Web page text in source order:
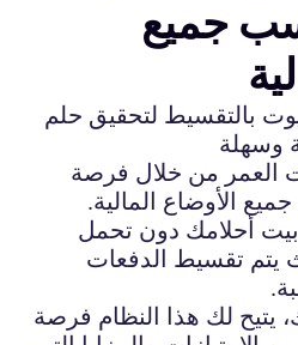
جميع
بالتقسيط لتحقيق حلم
وسهلة
العمر من خلال فرصة
الأوضاع المالية.
أحلامك دون تحمل
يتم تقسيط الدفعات
يتيح لك هذا النظام فرصة